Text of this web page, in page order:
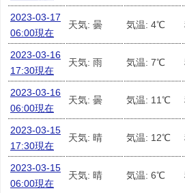
2023-03-17
06:00現在
天気: 曇 気温: 4℃
2023-03-16
17:30現在
天気: 雨 気温: 7℃
2023-03-16
06:00現在
天気: 曇 気温: 11℃
2023-03-15
17:30現在
天気: 晴 気温: 12℃
2023-03-15
06:00現在
天気: 晴 気温: 6℃